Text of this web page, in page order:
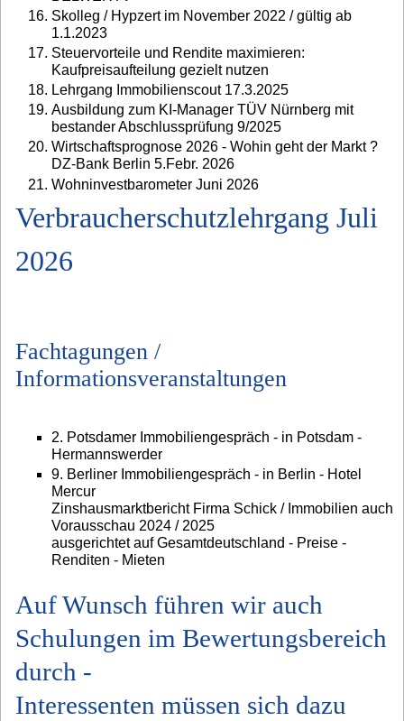
Skolleg / Hypzert im November 2022 / gültig ab
1.1.2023
Steuervorteile und Rendite maximieren:
Kaufpreisaufteilung gezielt nutzen
Lehrgang Immobilienscout 17.3.2025
Ausbildung zum KI-Manager TÜV Nürnberg mit
bestander Abschlussprüfung 9/2025
Wirtschaftsprognose 2026 - Wohin geht der Markt ?
DZ-Bank Berlin 5.Febr. 2026
Wohninvestbarometer Juni 2026
Verbraucherschutzlehrgang Juli
2026
Fachtagungen /
Informationsveranstaltungen
2. Potsdamer Immobiliengespräch - in Potsdam -
Hermannswerder
9. Berliner Immobiliengespräch - in Berlin - Hotel
Mercur
Zinshausmarktbericht Firma Schick / Immobilien auch
Vorausschau 2024 / 2025
ausgerichtet auf Gesamtdeutschland - Preise -
Renditen - Mieten
Auf Wunsch führen wir auch
Schulungen im Bewertungsbereich
durch -
Interessenten müssen sich dazu